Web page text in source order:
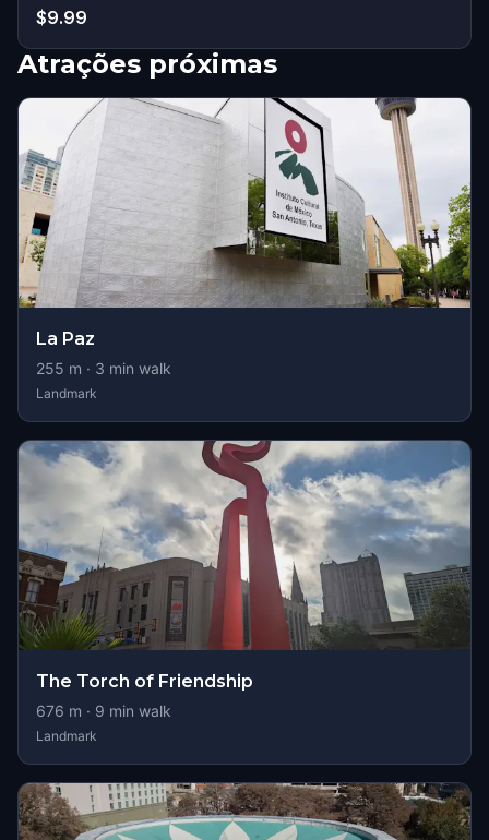
$9.99
Atrações próximas
La Paz
255 m · 3 min walk
Landmark
The Torch of Friendship
676 m · 9 min walk
Landmark